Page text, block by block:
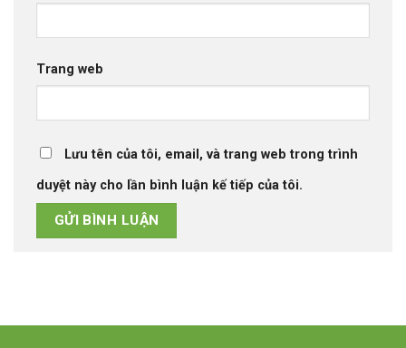
Trang web
Lưu tên của tôi, email, và trang web trong trình
duyệt này cho lần bình luận kế tiếp của tôi.